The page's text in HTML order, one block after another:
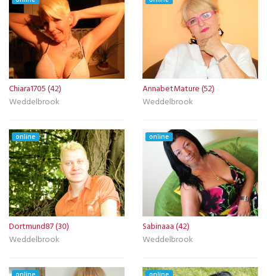
Chiara1705 (42)
Weddelbrook
AnnabetMature (52)
Weddelbrook
online
Dortmund87 (30)
Weddelbrook
online
Sabinaaa (42)
Weddelbrook
online online